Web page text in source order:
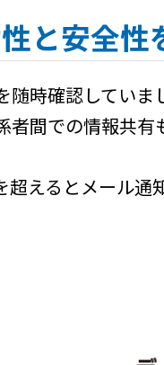
と安全性
時確認してい
間での情報共
えるとメール